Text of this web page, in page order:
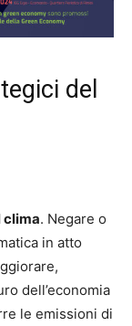
del
clima. Negare o
in atto
dell’economia
le emissioni di